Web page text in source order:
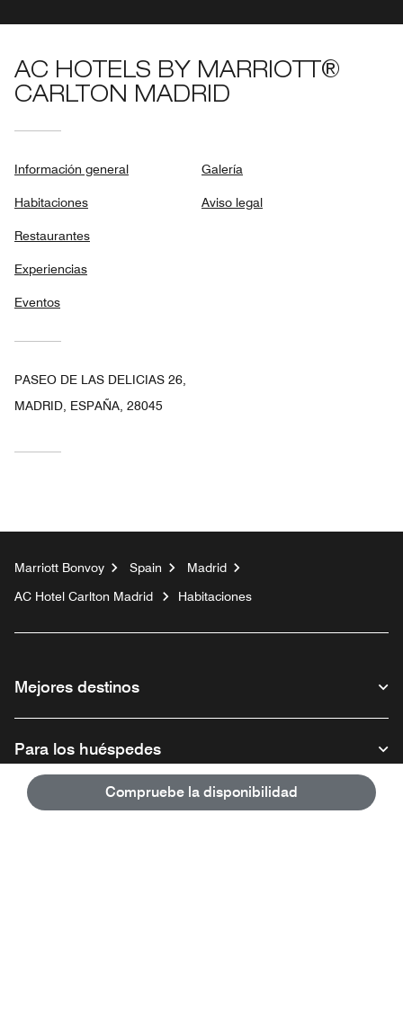
Compruebe la disponibilidad
AC HOTELS BY MARRIOTT®
CARLTON MADRID
Información general
Habitaciones
Restaurantes
Experiencias
Eventos
Galería
Aviso legal
PASEO DE LAS DELICIAS 26,
MADRID, ESPAÑA, 28045
Marriott Bonvoy Spain
Madrid
AC Hotel Carlton Madrid
Habitaciones
Mejores destinos
Para los huéspedes
Nuestra empresa